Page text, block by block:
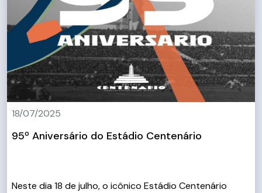
18/07/2025
95º Aniversário do Estádio Centenário
Neste dia 18 de julho, o icônico Estádio Centenário